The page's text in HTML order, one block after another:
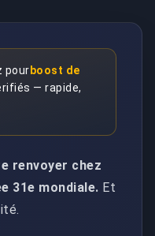
pourboost de
— rapide,
renvoyer chez
31e mondiale. Et